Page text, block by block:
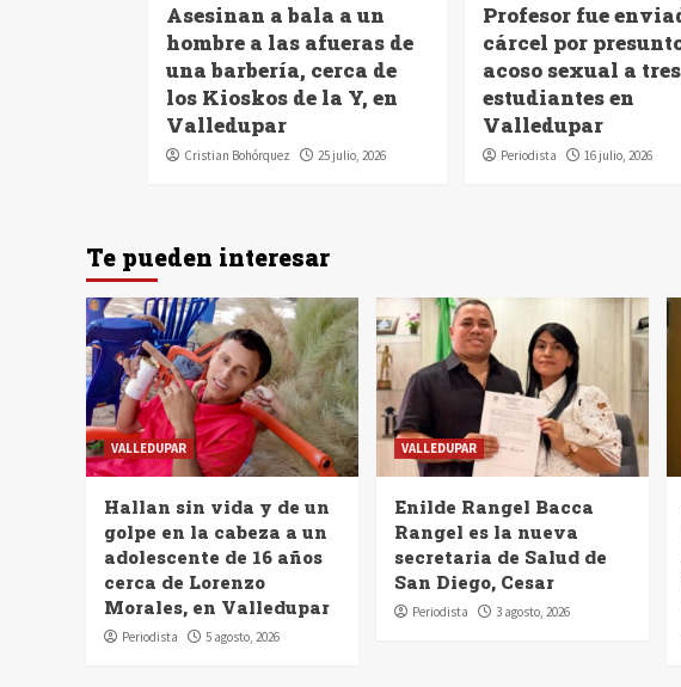
Asesinan a bala a un
hombre a las afueras de
una barbería, cerca de
los Kioskos de la Y, en
Valledupar
Cristian Bohórquez 25 julio, 2026
Profesor fue
cárcel por
acoso sexual a tres
estudiantes en
Valledupar
Periodista 16 julio, 2026
Te pueden interesar
VALLEDUPAR
Hallan sin vida y de un
golpe en la cabeza a un
adolescente de 16 años
cerca de Lorenzo
Morales, en Valledupar
Periodista 5 agosto, 2026
VALLEDUPAR
Enilde Rangel Bacca
Rangel es la nueva
secretaria de Salud de
San Diego, Cesar
Periodista 3 agosto, 2026